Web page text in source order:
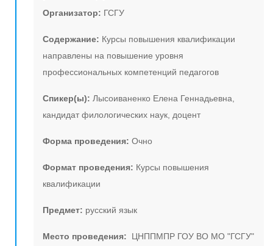
Организатор: ГСГУ
Содержание: Курсы повышения квалификации
направлены на повышение уровня
профессиональных компетенций педагогов
Спикер(ы): Лысоиваненко Елена Геннадьевна,
кандидат филологических наук, доцент
Форма проведения: Очно
Формат проведения: Курсы повышения
квалификации
Предмет: русский язык
Место проведения:
ЦНППМПР ГОУ ВО МО "ГСГУ"